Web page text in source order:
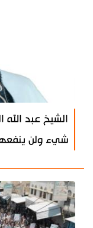
الشيخ عبد الله
شيء ولن